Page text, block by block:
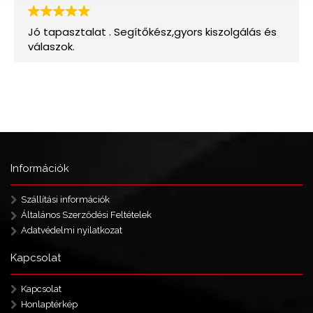
Információk
Szállítási információk
Általános Szerződési Feltételek
Adatvédelmi nyilatkozat
Kapcsolat
Kapcsolat
Honlaptérkép